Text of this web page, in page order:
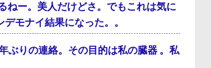
ねー。美人だけどさ。でもこれは気に
モナイ結果になった。。
ぶりの連絡。その目的は私の臓器 。私